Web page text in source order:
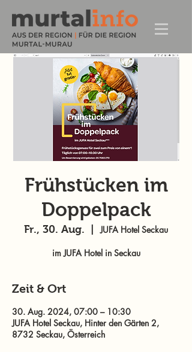
Frühstücken im
Doppelpack
Fr., 30. Aug.
  |
JUFA Hotel Seckau
im JUFA Hotel in Seckau
Zeit & Ort
30. Aug. 2024, 07:00 – 10:30
JUFA Hotel Seckau, Hinter den Gärten 2,
8732 Seckau, Österreich